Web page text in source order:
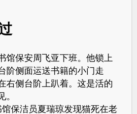
馆保安周飞亚下班。他锁上
阶侧面运送书籍的小门走
右侧台阶上趴着。这是活的
保洁员夏瑞琼发现猫死在老